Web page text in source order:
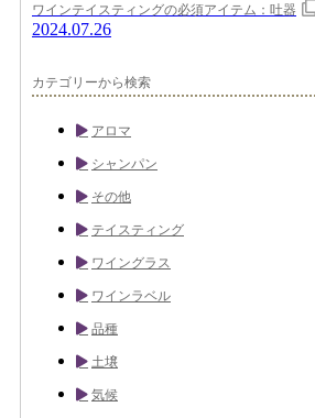
ワインテイスティングの必須アイテム：吐器
2024.07.26
カテゴリーから検索
アロマ
シャンパン
その他
テイスティング
ワイングラス
ワインラベル
品種
土壌
気候